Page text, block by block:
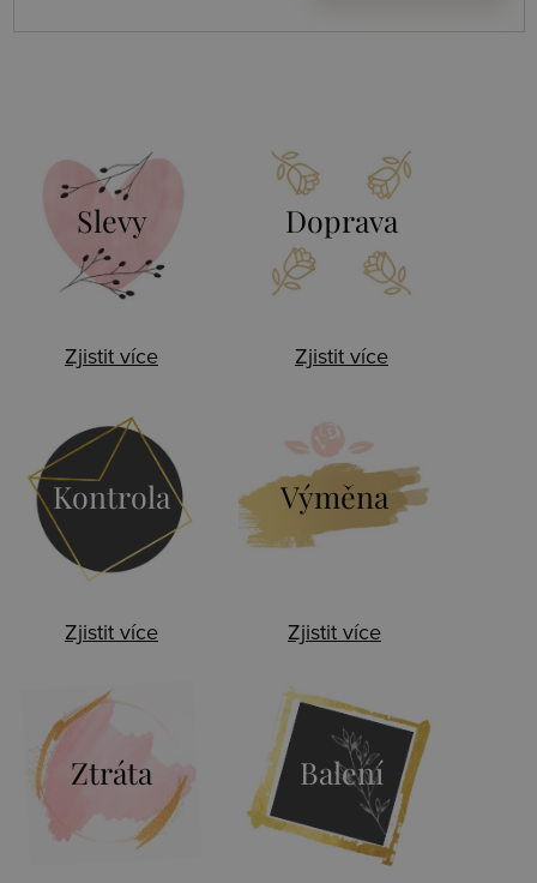
Slevy
Zjistit více
Doprava
Zjistit více
Kontrola
Zjistit více
Výměna
Zjistit více
Ztráta Balení